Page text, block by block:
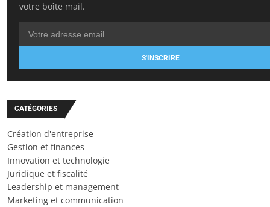
votre boîte mail.
S'INSCRIRE
CATÉGORIES
Création d'entreprise
Gestion et finances
Innovation et technologie
Juridique et fiscalité
Leadership et management
Marketing et communication